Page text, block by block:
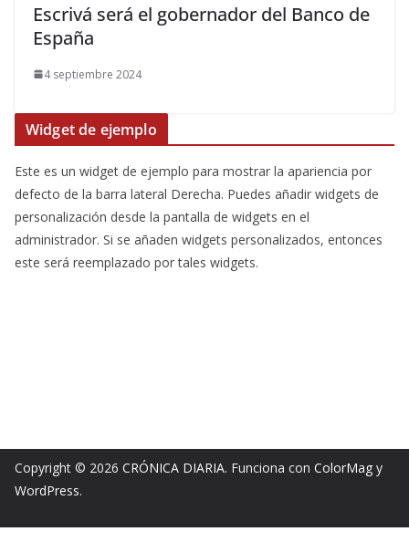
Escrivá será el gobernador del Banco de
España
4 septiembre 2024
Widget de ejemplo
Este es un widget de ejemplo para mostrar la apariencia por
defecto de la barra lateral Derecha. Puedes añadir widgets de
personalización desde la pantalla de widgets en el
administrador. Si se añaden widgets personalizados, entonces
este será reemplazado por tales widgets.
Copyright © 2026 CRÓNICA DIARIA. Funciona con ColorMag y
WordPress.